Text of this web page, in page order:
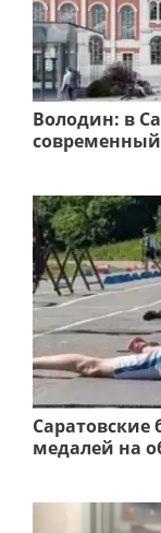
Володин: в
Саратовские
медалей на